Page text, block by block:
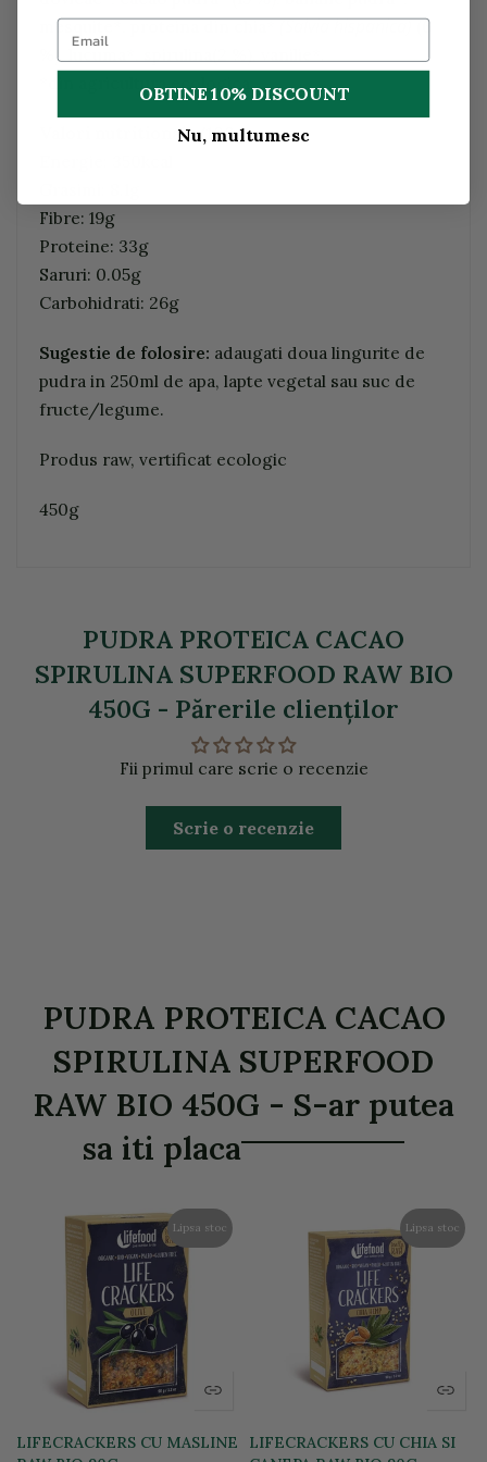
mesquite*, proteina din chia*(Salvia hispanica)(6
%), lucuma*, spirulina(2 %), vanilie*.
Valori nutritionale/100g:
Fibre: 19g
Proteine: 33g
Saruri: 0.05g
Carbohidrati: 26g
Sugestie de folosire: adaugati doua lingurite de
pudra in 250ml de apa, lapte vegetal sau suc de
fructe/legume.
Produs raw, vertificat ecologic
450g
PUDRA PROTEICA CACAO
SPIRULINA SUPERFOOD RAW BIO
450G - Părerile clienţilor
Fii primul care scrie o recenzie
Scrie o recenzie
PUDRA PROTEICA CACAO
SPIRULINA SUPERFOOD
RAW BIO 450G - S-ar putea
sa iti placa
Lipsa stoc
LIFECRACKERS CU MASLINE
Lipsa stoc
LIFECRACKERS CU CHIA SI
OBTINE 10% DISCOUNT
Nu, multumesc